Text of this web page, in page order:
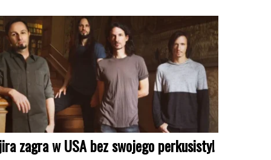
zagra w USA bez swojego perkusisty!